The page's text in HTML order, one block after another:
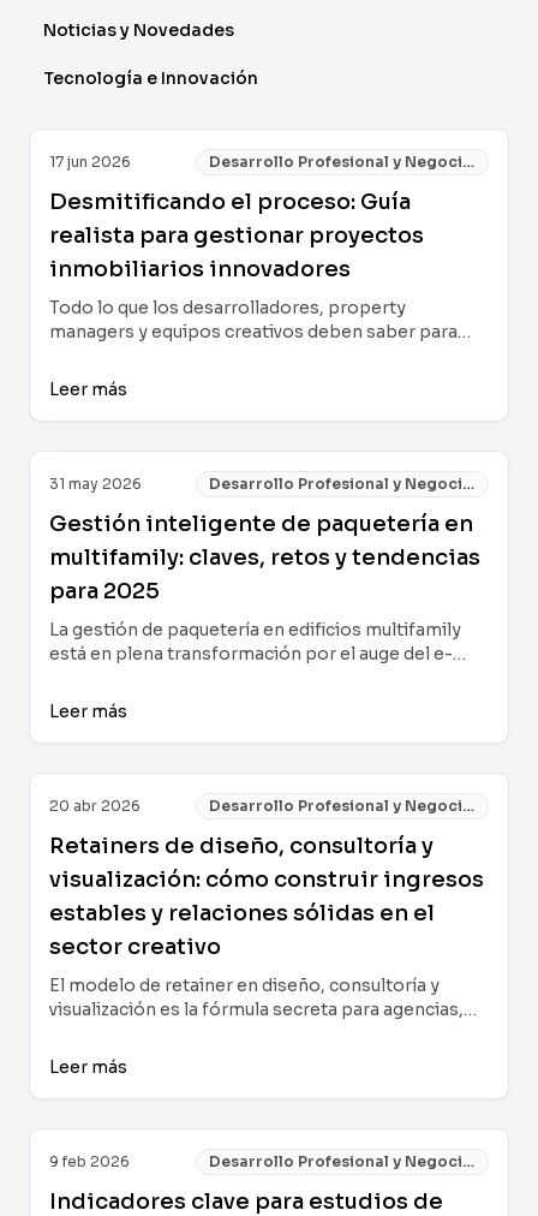
Noticias y Novedades
Tecnología e Innovación
17 jun 2026 Desarrollo Profesional y Negocios
Desmitificando el proceso: Guía
realista para gestionar proyectos
inmobiliarios innovadores
Todo lo que los desarrolladores, property
managers y equipos creativos deben saber para
inmobiliarios innovadores: estructura de equipos,
colaboración que realmente funcionan.
Leer más
31 may 2026 Desarrollo Profesional y Negocios
Gestión inteligente de paquetería en
multifamily: claves, retos y tendencias
para 2025
La gestión de paquetería en edificios multifamily
está en plena transformación por el auge del e-
buenas prácticas para optimizar la logística,
rendimiento del inmueble en 2025.
Leer más
20 abr 2026 Desarrollo Profesional y Negocios
Retainers de diseño, consultoría y
visualización: cómo construir ingresos
estables y relaciones sólidas en el
sector creativo
El modelo de retainer en diseño, consultoría y
visualización es la fórmula secreta para agencias,
buscan estabilidad financiera y relaciones
Cómo estructurarlo, venderlo y alinearlo con las
nuevas herramientas tecnológicas para maximizar
su valor real.
Leer más
9 feb 2026 Desarrollo Profesional y Negocios
Indicadores clave para estudios de